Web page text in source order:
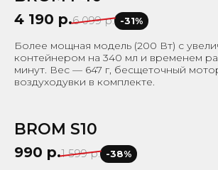
-31%
4 190 р.6 099 р. -31%
Более мощная модель (200 Вт) с
контейнером на 340 мл и временем
минут. Вес — 647 г, бесщеточный
воздуходувки в комплекте.
-38%
BROM S10
990 р.1 599 р. -38%